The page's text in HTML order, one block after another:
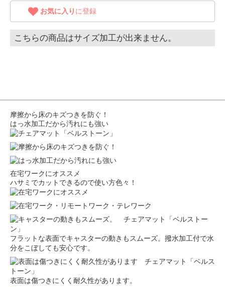
お気に入り に登録
こちらの商品はサイズ加工が出来ません。
摩擦から床のキズつきを防ぐ！
はっ水加工だから汚れにも強い
在宅ワークにオススメ
ハサミでカットできるので使い方色々！
フラットな表面でキャスターの動きもスムーズ。撥水加工付で水
分をこぼしても安心です。
表面は傷つきにくく耐久性があります。